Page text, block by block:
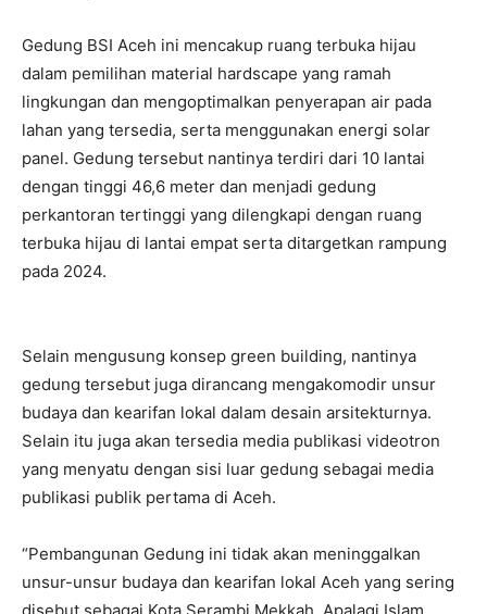
Gedung BSI Aceh ini mencakup ruang terbuka hijau
dalam pemilihan material hardscape yang ramah
lingkungan dan mengoptimalkan penyerapan air pada
lahan yang tersedia, serta menggunakan energi solar
panel. Gedung tersebut nantinya terdiri dari 10 lantai
dengan tinggi 46,6 meter dan menjadi gedung
perkantoran tertinggi yang dilengkapi dengan ruang
terbuka hijau di lantai empat serta ditargetkan rampung
pada 2024.
Selain mengusung konsep green building, nantinya
gedung tersebut juga dirancang mengakomodir unsur
budaya dan kearifan lokal dalam desain arsitekturnya.
Selain itu juga akan tersedia media publikasi videotron
yang menyatu dengan sisi luar gedung sebagai media
publikasi publik pertama di Aceh.
“Pembangunan Gedung ini tidak akan meninggalkan
unsur-unsur budaya dan kearifan lokal Aceh yang sering